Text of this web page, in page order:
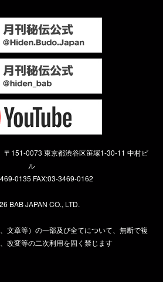
〒151-0073 東京都渋谷区笹塚1-30-11 中村ビ
ル
0135 FAX:03-3469-0162
BAB JAPAN CO., LTD.
文章等）の一部及び全てについて、無断で複
改変等の二次利用を固く禁じます